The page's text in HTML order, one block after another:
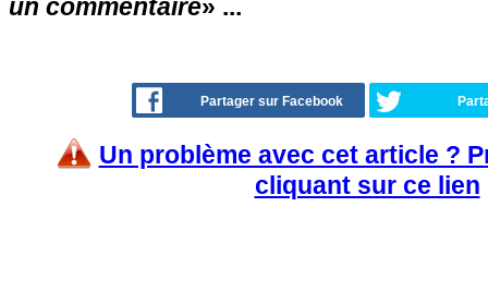
un commentaire» ...
Partager sur Facebook
Un problème avec cet article ?
cliquant sur ce lien